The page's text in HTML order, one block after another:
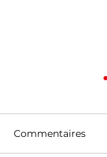
Commentaires